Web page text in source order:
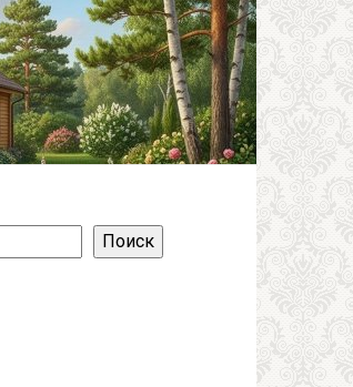
Поиск